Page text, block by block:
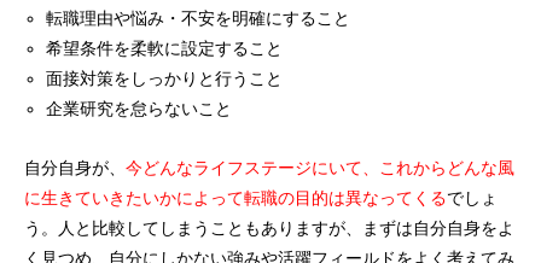
転職理由や悩み・不安を明確にすること
希望条件を柔軟に設定すること
面接対策をしっかりと行うこと
企業研究を怠らないこと
自分自身が、 今どんなライフステージにいて、これからどんな風
に生きていきたいかによって転職の目的は異なってくるでしょ
う。人と比較してしまうこともありますが、まずは自分自身をよ
く見つめ、自分にしかない強みや活躍フィールドをよく考えてみ